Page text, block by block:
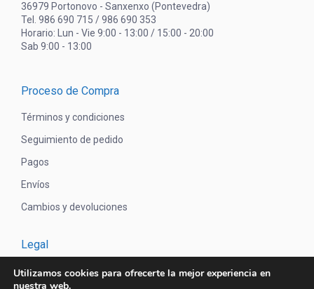
36979 Portonovo - Sanxenxo (Pontevedra)
Tel. 986 690 715 / 986 690 353
Horario: Lun - Vie 9:00 - 13:00 / 15:00 - 20:00
Sab 9:00 - 13:00
Proceso de Compra
Términos y condiciones
Seguimiento de pedido
Pagos
Envíos
Cambios y devoluciones
Legal
Aviso legal
Utilizamos cookies para ofrecerte la mejor experiencia en
nuestra web.